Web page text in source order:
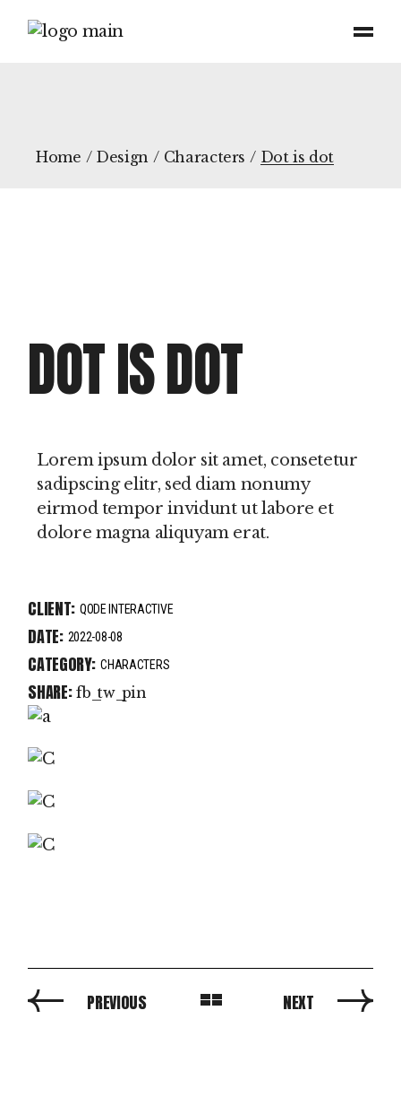
Home Design Characters Dot is dot
DOT IS DOT
Lorem ipsum dolor sit amet, consetetur
sadipscing elitr, sed diam nonumy
eirmod tempor invidunt ut labore et
dolore magna aliquyam erat.
CLIENT: QODE INTERACTIVE
DATE: 2022-08-08
CATEGORY: CHARACTERS
SHARE: fb tw pin
PREVIOUS NEXT